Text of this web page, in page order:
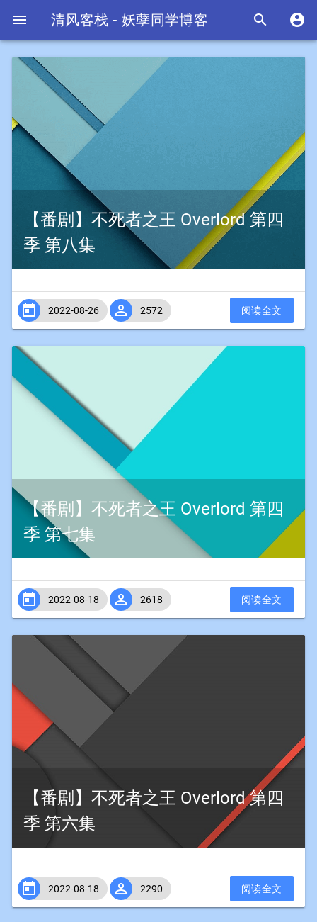
 清风客栈 - 妖孽同学博客  
【番剧】不死者之王 Overlord 第四
季 第八集
 2022-08-26  2572 阅读全文
【番剧】不死者之王 Overlord 第四
季 第七集
 2022-08-18  2618 阅读全文
【番剧】不死者之王 Overlord 第四
季 第六集
 2022-08-18  2290 阅读全文